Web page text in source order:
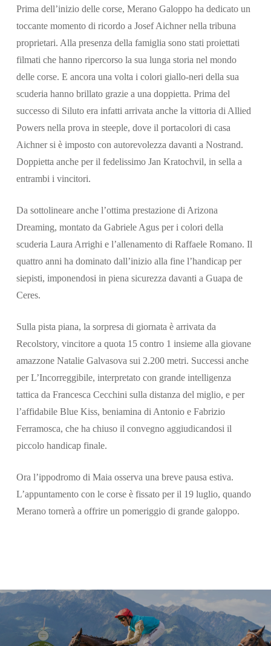
Prima dell’inizio delle corse, Merano Galoppo ha dedicato un
toccante momento di ricordo a Josef Aichner nella tribuna
proprietari. Alla presenza della famiglia sono stati proiettati
filmati che hanno ripercorso la sua lunga storia nel mondo
delle corse. E ancora una volta i colori giallo-neri della sua
scuderia hanno brillato grazie a una doppietta. Prima del
successo di Siluto era infatti arrivata anche la vittoria di Allied
Powers nella prova in steeple, dove il portacolori di casa
Aichner si è imposto con autorevolezza davanti a Nostrand.
Doppietta anche per il fedelissimo Jan Kratochvil, in sella a
entrambi i vincitori.
Da sottolineare anche l’ottima prestazione di Arizona
Dreaming, montato da Gabriele Agus per i colori della
scuderia Laura Arrighi e l’allenamento di Raffaele Romano. Il
quattro anni ha dominato dall’inizio alla fine l’handicap per
siepisti, imponendosi in piena sicurezza davanti a Guapa de
Ceres.
Sulla pista piana, la sorpresa di giornata è arrivata da
Recolstory, vincitore a quota 15 contro 1 insieme alla giovane
amazzone Natalie Galvasova sui 2.200 metri. Successi anche
per L’Incorreggibile, interpretato con grande intelligenza
tattica da Francesca Cecchini sulla distanza del miglio, e per
l’affidabile Blue Kiss, beniamina di Antonio e Fabrizio
Ferramosca, che ha chiuso il convegno aggiudicandosi il
piccolo handicap finale.
Ora l’ippodromo di Maia osserva una breve pausa estiva.
L’appuntamento con le corse è fissato per il 19 luglio, quando
Merano tornerà a offrire un pomeriggio di grande galoppo.